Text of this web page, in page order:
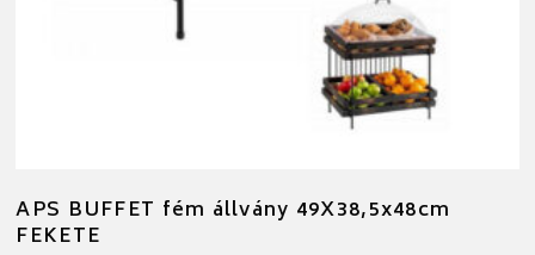
APS BUFFET fém állvány 49X38,5x48cm
FEKETE